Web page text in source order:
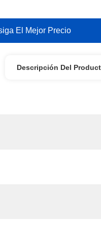
El Mejor Precio
Descripción Del